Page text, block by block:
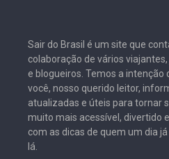
Sair do Brasil é um site que
colaboração de vários
e blogueiros. Temos a intenção
você, nosso querido leitor,
atualizadas e úteis para tornar
muito mais acessível, divertido
com as dicas de quem um dia
lá.